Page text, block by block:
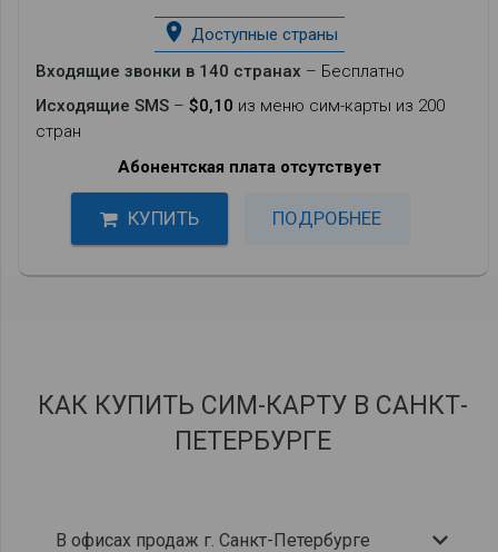
place Доступные страны
Входящие звонки в 140 странах – Бесплатно
Исходящие SMS – $0,10 из меню сим-карты из 200
стран
Абонентская плата отсутствует
КУПИТЬ ПОДРОБНЕЕ
КАК КУПИТЬ СИМ-КАРТУ В САНКТ-
ПЕТЕРБУРГЕ
В офисах продаж г. Санкт-Петербурге